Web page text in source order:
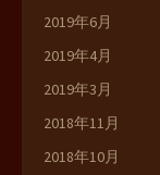
2019年6月
2019年4月
2019年3月
2018年11月
2018年10月